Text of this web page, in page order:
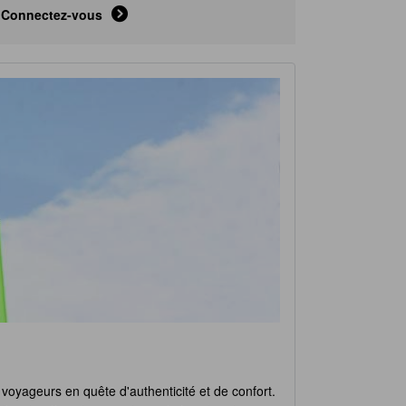
Connectez-vous
en quête d'authenticité et de confort.